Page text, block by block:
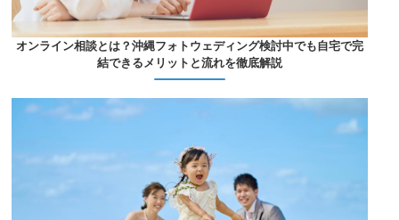
オンライン相談とは？沖縄フォトウェディング検討中でも自宅で完
結できるメリットと流れを徹底解説